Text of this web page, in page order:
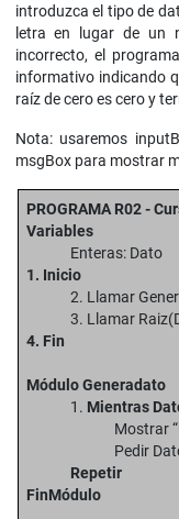
introduzca el tipo de
letra en lugar de un
incorrecto, el
informativo indicando
raíz de cero es cero y
Nota: usaremos
msgBox para mostrar
PROGRAMA R02 -
Variables
Enteras: Dato
1. Inicio
2. Llamar
3. Llamar
4. Fin
Módulo Generadato
1. Mientras
Mostrar
Pedir
Repetir
FinMódulo